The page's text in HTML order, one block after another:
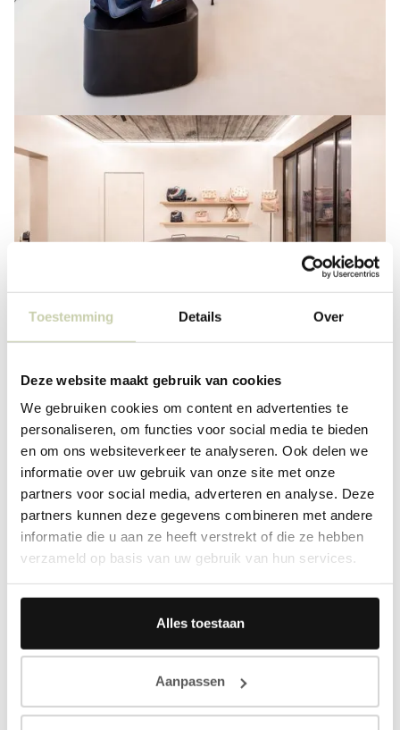
Toestemming Details Over
Deze website maakt gebruik van cookies
We gebruiken cookies om content en advertenties te
personaliseren, om functies voor social media te bieden
en om ons websiteverkeer te analyseren. Ook delen we
informatie over uw gebruik van onze site met onze
partners voor social media, adverteren en analyse. Deze
partners kunnen deze gegevens combineren met andere
informatie die u aan ze heeft verstrekt of die ze hebben
verzameld op basis van uw gebruik van hun services.
Alles toestaan
Aanpassen